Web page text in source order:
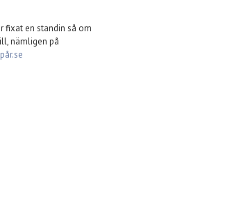
fixat en standin så om
nämligen på